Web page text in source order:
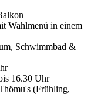
Wahlmenü in einem
Schwimmbad &
16.30 Uhr
(Frühling,